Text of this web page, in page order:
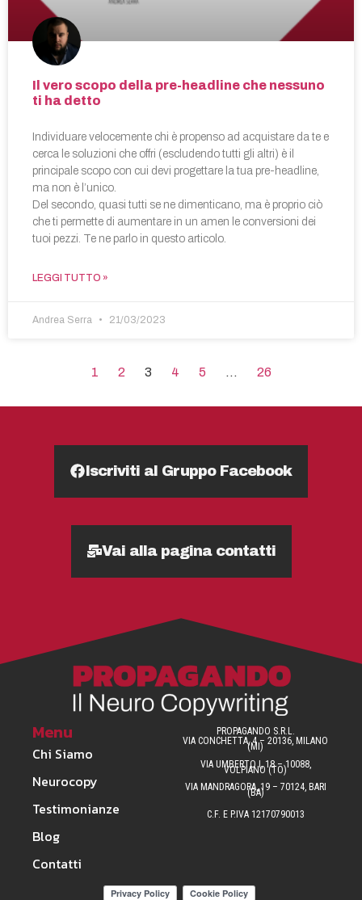
Il vero scopo della pre-headline che nessuno
ti ha detto
Individuare velocemente chi è propenso ad acquistare da te e
cerca le soluzioni che offri (escludendo tutti gli altri) è il
principale scopo con cui devi progettare la tua pre-headline,
ma non è l’unico.
Del secondo, quasi tutti se ne dimenticano, ma è proprio ciò
che ti permette di aumentare in un amen le conversioni dei
tuoi pezzi. Te ne parlo in questo articolo.
LEGGI TUTTO »
Andrea Serra 21/03/2023
1 2 3 4 5 … 26
Iscriviti al Gruppo Facebook
Vai alla pagina contatti
Menu
Chi Siamo
Neurocopy
Testimonianze
Blog
Contatti
PROPAGANDO S.R.L.
VIA CONCHETTA, 4 – 20136, MILANO
(MI)
VIA UMBERTO I, 18 – 10088,
VOLPIANO (TO)
VIA MANDRAGORA, 19 – 70124, BARI
(BA)
C.F. E P.IVA 12170790013